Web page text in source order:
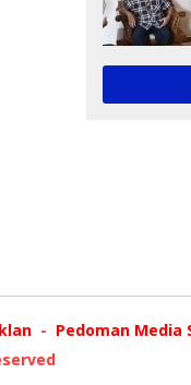
Pedoman Media